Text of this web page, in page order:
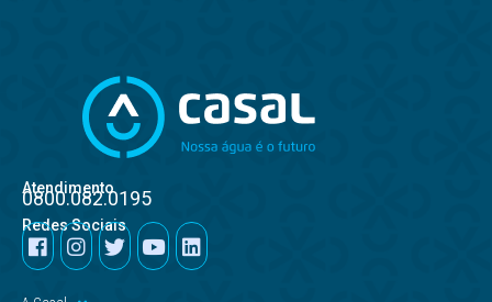
Atendimento
0800.082.0195
Redes Sociais